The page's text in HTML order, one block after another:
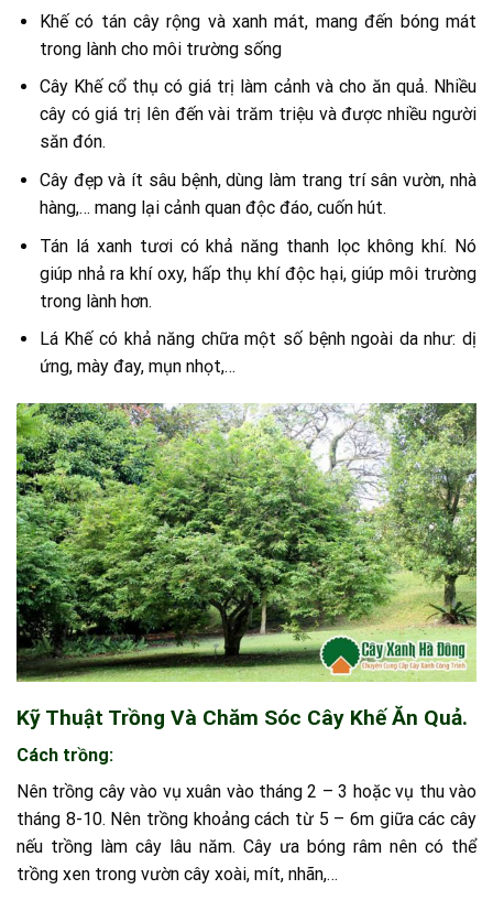
Khế có tán cây rộng và xanh mát, mang đến bóng mát
trong lành cho môi trường sống
Cây Khế cổ thụ có giá trị làm cảnh và cho ăn quả. Nhiều
cây có giá trị lên đến vài trăm triệu và được nhiều người
săn đón.
Cây đẹp và ít sâu bệnh, dùng làm trang trí sân vườn, nhà
hàng,… mang lại cảnh quan độc đáo, cuốn hút.
Tán lá xanh tươi có khả năng thanh lọc không khí. Nó
giúp nhả ra khí oxy, hấp thụ khí độc hại, giúp môi trường
trong lành hơn.
Lá Khế có khả năng chữa một số bệnh ngoài da như: dị
ứng, mày đay, mụn nhọt,…
Kỹ Thuật Trồng Và Chăm Sóc Cây Khế Ăn Quả.
Cách trồng:
Nên trồng cây vào vụ xuân vào tháng 2 – 3 hoặc vụ thu vào
tháng 8-10. Nên trồng khoảng cách từ 5 – 6m giữa các cây
nếu trồng làm cây lâu năm. Cây ưa bóng râm nên có thể
trồng xen trong vườn cây xoài, mít, nhãn,…